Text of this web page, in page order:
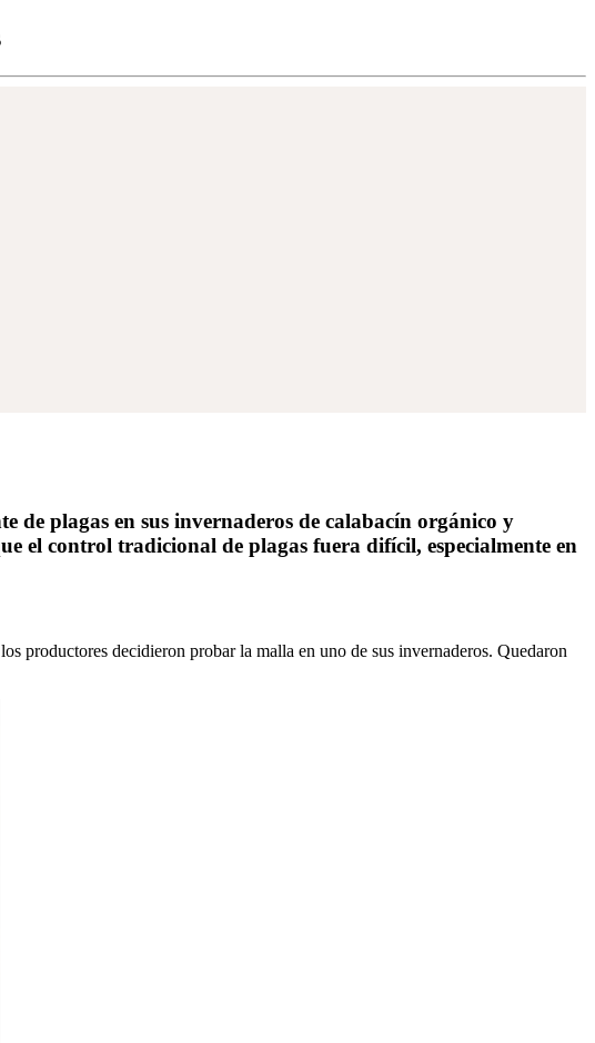
plagas en sus invernaderos de calabacín orgánico y
el control tradicional de plagas fuera difícil, especialmente en
productores decidieron probar la malla en uno de sus invernaderos. Quedaron